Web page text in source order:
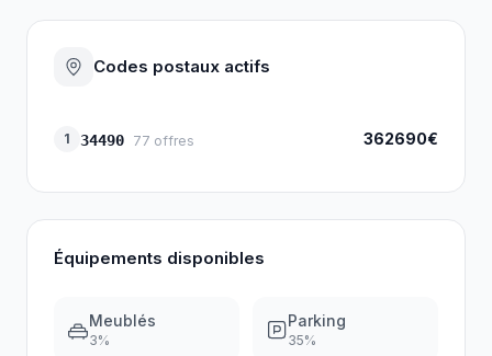
Codes postaux actifs
1 34490 77 offres 362690€
Équipements disponibles
Meublés
3%
Parking
35%